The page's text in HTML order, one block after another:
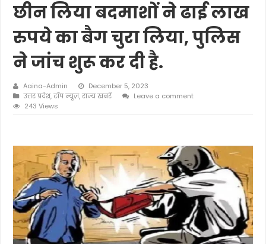
छीन लिया बदमाशों ने ढाई लाख
रुपये का बैग चुरा लिया, पुलिस
ने जांच शुरू कर दी है.
Aaina-Admin
December 5, 2023
उत्तर प्रदेश,टॉप न्यूज़,राज्य खबरें
Leave a comment
243 Views